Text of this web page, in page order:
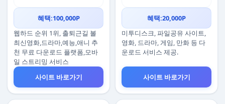
혜택:100,000P
웹하드 순위 1위, 출퇴근길 볼
최신영화,드라마,예능,애니 추
천 무료 다운로드 플랫폼,모바
일 스트리밍 서비스
사이트 바로가기
혜택:20,000P
미투디스크, 파일공유 사이트,
영화, 드라마, 게임, 만화 등 다
운로드 서비스 제공.
사이트 바로가기